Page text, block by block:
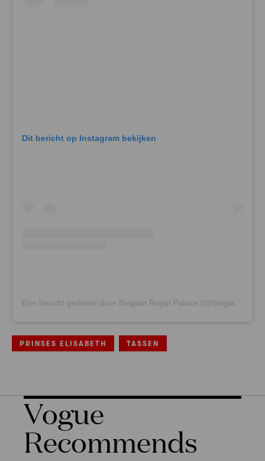
Dit bericht op Instagram bekijken
PRINSES ELISABETH TASSEN
Vogue
Recommends